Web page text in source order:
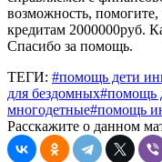
возможность,
кредитам 2000000руб.
Спасибо за помощь.
ТЕГИ: #помощь дети
для бездомных#помощь
многодетные#помощь
Расскажите о данном